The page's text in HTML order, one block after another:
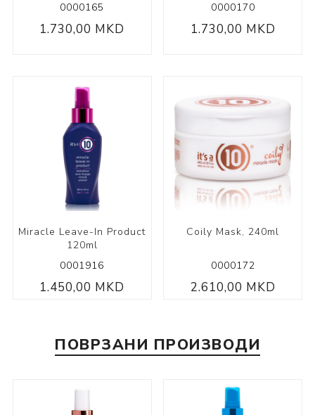
0000165
1.730,00 MKD
0000170
1.730,00 MKD
Miracle Leave-In Product
120ml
0001916
1.450,00 MKD
Coily Mask, 240ml
0000172
2.610,00 MKD
ПОВРЗАНИ ПРОИЗВОДИ